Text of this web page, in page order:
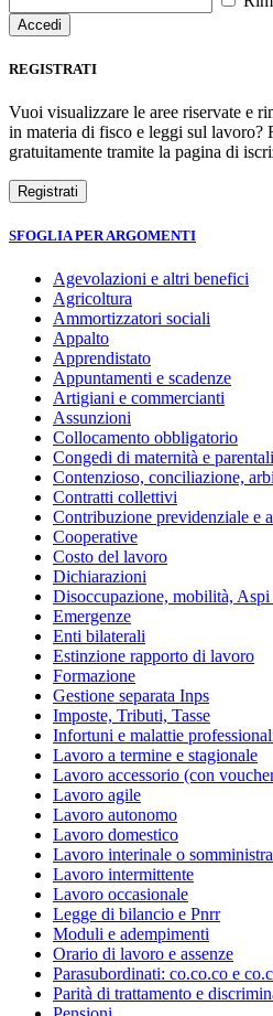
REGISTRATI
Vuoi visualizzare le aree riservate e
in materia di fisco e leggi sul lavoro?
gratuitamente tramite la pagina di
SFOGLIA PER ARGOMENTI
Agevolazioni e altri benefici
Agricoltura
Ammortizzatori sociali
Appalto
Apprendistato
Appuntamenti e scadenze
Artigiani e commercianti
Assunzioni
Collocamento obbligatorio
Congedi di maternità e parentali
Contenzioso, conciliazione,
Contratti collettivi
Contribuzione previdenziale e
Cooperative
Costo del lavoro
Dichiarazioni
Disoccupazione, mobilità,
Emergenze
Enti bilaterali
Estinzione rapporto di lavoro
Formazione
Gestione separata Inps
Imposte, Tributi, Tasse
Infortuni e malattie
Lavoro a termine e stagionale
Lavoro accessorio (con
Lavoro agile
Lavoro autonomo
Lavoro domestico
Lavoro interinale o
Lavoro intermittente
Lavoro occasionale
Legge di bilancio e Pnrr
Moduli e adempimenti
Orario di lavoro e assenze
Parasubordinati: co.co.co e
Parità di trattamento e